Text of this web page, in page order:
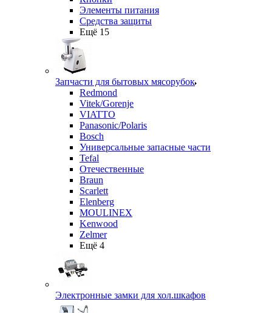
Элементы питания
Средства защиты
Ещё 15
Запчасти для бытовых мясорубок
Redmond
Vitek/Gorenje
VIATTO
Panasonic/Polaris
Bosch
Универсальные запасные части
Tefal
Отечественные
Braun
Scarlett
Elenberg
MOULINEX
Kenwood
Zelmer
Ещё 4
Электронные замки для хол.шкафов